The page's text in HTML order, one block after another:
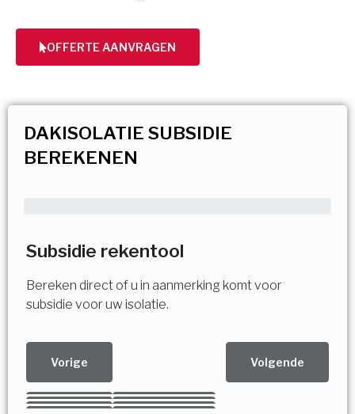
OFFERTE AANVRAGEN
DAKISOLATIE SUBSIDIE
BEREKENEN
Subsidie rekentool
Bereken direct of u in aanmerking komt voor
subsidie voor uw isolatie.
Vorige Volgende
Kies uw Isolatiemaatregel